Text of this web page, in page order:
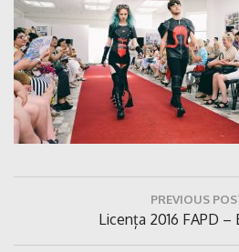
PREVIOUS
Previous
Post:
Licența 2016 FAPD –